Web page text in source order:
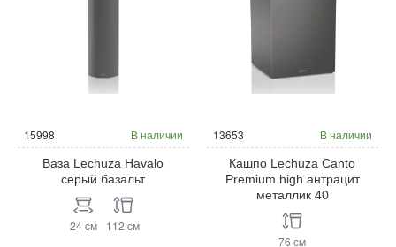
15998 В наличии
Ваза Lechuza Havalo
серый базальт
24 см 112 см
13653 В наличии
Кашпо Lechuza Canto
Premium high антрацит
металлик 40
76 см